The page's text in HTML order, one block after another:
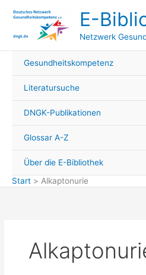
Inhalt
E-
Netzwerk
Gesundheitskompetenz
Literatursuche
DNGK-Publikationen
Glossar A-Z
Über die E-Bibliothek
Start
Alkaptonurie